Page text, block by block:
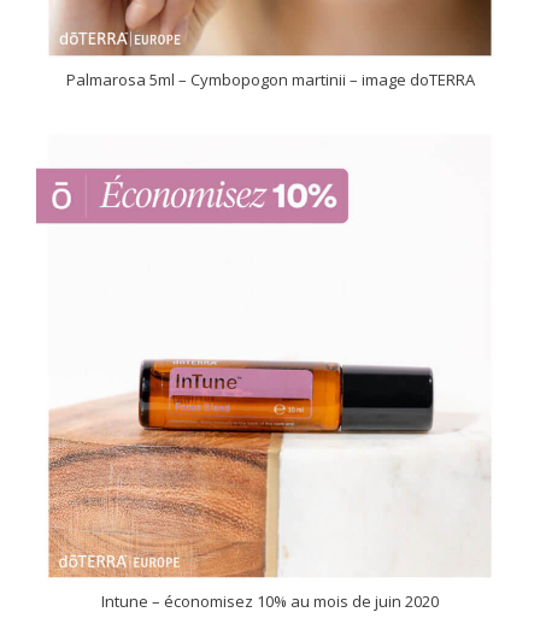
Palmarosa 5ml – Cymbopogon martinii – image doTERRA
Intune – économisez 10% au mois de juin 2020